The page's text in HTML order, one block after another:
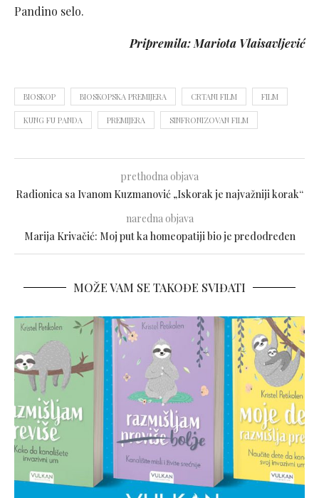
Pandino selo.
Pripremila: Mariota Vlaisavljević
BIOSKOP BIOSKOPSKA PREMIJERA CRTANI FILM FILM
KUNG FU PANDA PREMIJERA SINFRONIZOVAN FILM
prethodna objava
Radionica sa Ivanom Kuzmanović „Iskorak je najvažniji korak“
naredna objava
Marija Krivačić: Moj put ka homeopatiji bio je predodređen
MOŽE VAM SE TAKOĐE SVIĐATI